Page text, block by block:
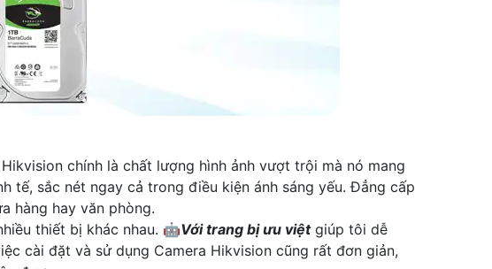
chính là chất lượng hình ảnh vượt trội mà nó mang
tế, sắc nét ngay cả trong điều kiện ánh sáng yếu. Đẳng cấp
hàng hay văn phòng.
thiết bị khác nhau. 🤖️Với trang bị ưu việtgiúp tôi dễ
cài đặt và sử dụng Camera Hikvision cũng rất đơn giản,